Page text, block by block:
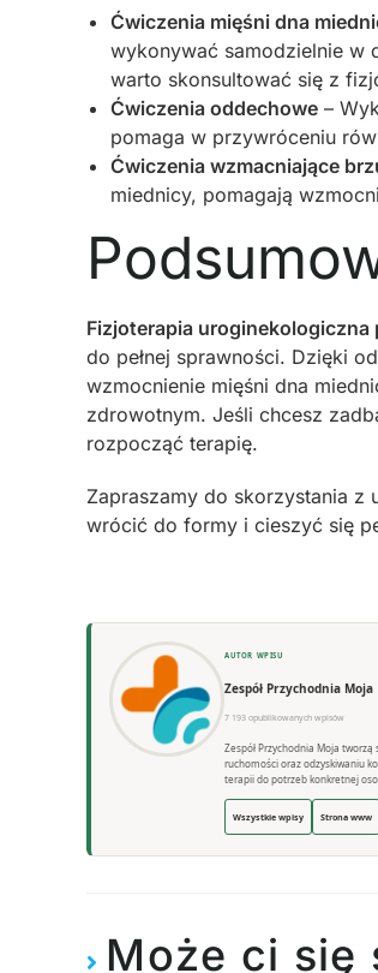
Ćwiczenia mięśni dna
wykonywać samodzielnie w
warto skonsultować się z
Ćwiczenia oddechowe –
pomaga w przywróceniu
Ćwiczenia wzmacniające
miednicy, pomagają
Fizjoterapia uroginekologiczna
do pełnej sprawności. Dzięki
wzmocnienie mięśni dna
zdrowotnym. Jeśli chcesz
rozpocząć terapię.
Zapraszamy do skorzystania z
wrócić do formy i cieszyć się
AUTOR WPISU
Zespół Przychodnia Moja
7 193 opublikowanych wpisów
Zespół Przychodnia Moja
ruchomości oraz odzyskiwaniu
terapii do potrzeb konkretnej
Wszystkie wpisy Strona www
Może ci się